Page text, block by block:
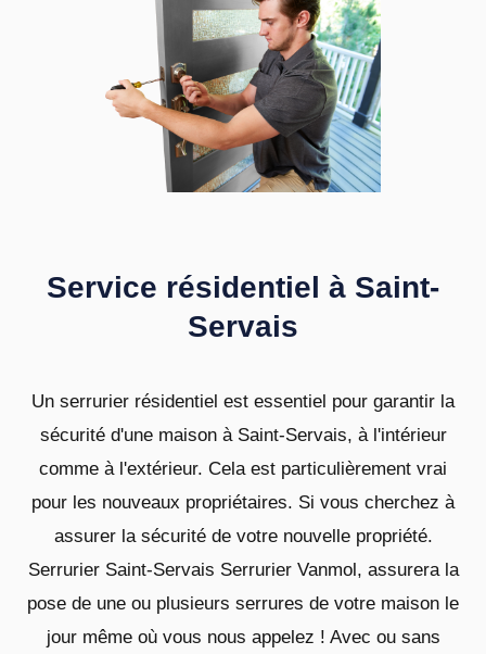
Service résidentiel à Saint-
Servais
Un serrurier résidentiel est essentiel pour garantir la
sécurité d'une maison à Saint-Servais, à l'intérieur
comme à l'extérieur. Cela est particulièrement vrai
pour les nouveaux propriétaires. Si vous cherchez à
assurer la sécurité de votre nouvelle propriété.
Serrurier Saint-Servais Serrurier Vanmol, assurera la
pose de une ou plusieurs serrures de votre maison le
jour même où vous nous appelez ! Avec ou sans